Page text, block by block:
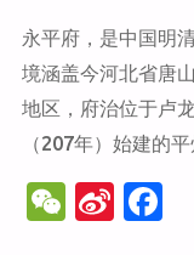
永平府，是中国明
境涵盖今河北省唐
地区，府治位于卢
（207年）始建的平
W Si F